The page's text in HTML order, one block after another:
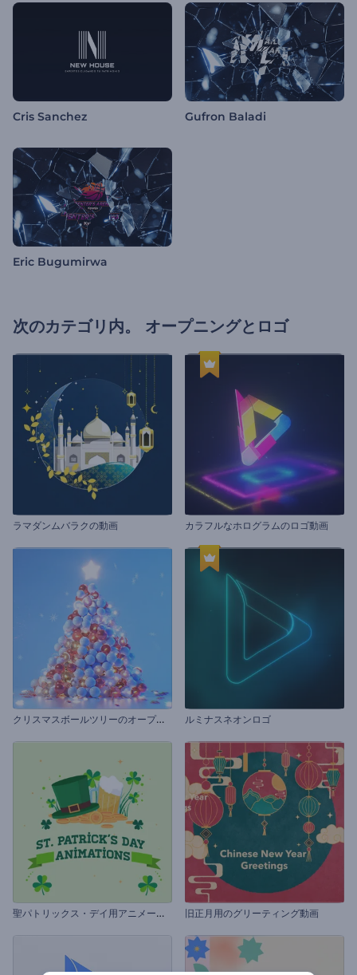
Cris Sanchez Gufron Baladi
Eric Bugumirwa
次のカテゴリ内。 オープニングとロゴ
ラマダンムバラクの動画 カラフルなホログラムのロゴ動画
ク
リスマスボールツリーのオープニング動画 ルミナスネオンロゴ
聖
パトリックス・デイ用アニメーションズ 旧正月用のグリーティング動画